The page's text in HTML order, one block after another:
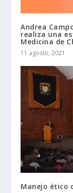
Andrea
realiza una
Medicina de
11 agosto, 2021
Manejo ético